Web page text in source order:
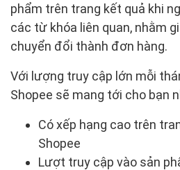
phẩm trên trang kết quả khi
các từ khóa liên quan, nhằm
chuyển đổi thành đơn hàng.
Với lượng truy cập lớn mỗi
Shopee sẽ mang tới cho bạn
Có xếp hạng cao trên
Shopee
Lượt truy cập vào sản